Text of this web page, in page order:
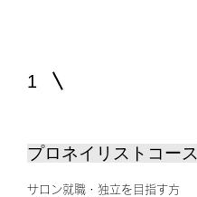
1
プロネイリストコース
サロン就職・独立を目指す方